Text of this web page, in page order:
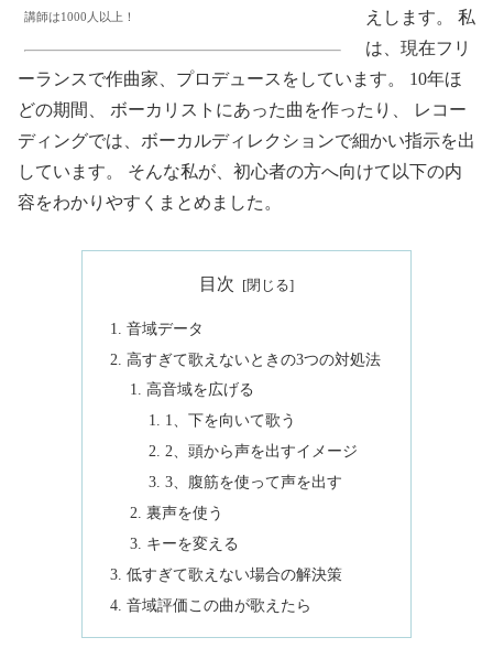
講師は1000人以上！
えします。 私
は、現在フリ
ーランスで作曲家、プロデュースをしています。 10年ほ
どの期間、 ボーカリストにあった曲を作ったり、 レコー
ディングでは、ボーカルディレクションで細かい指示を出
しています。 そんな私が、初心者の方へ向けて以下の内
容をわかりやすくまとめました。
目次
音域データ
高すぎて歌えないときの3つの対処法
高音域を広げる
1、下を向いて歌う
2、頭から声を出すイメージ
3、腹筋を使って声を出す
裏声を使う
キーを変える
低すぎて歌えない場合の解決策
音域評価この曲が歌えたら